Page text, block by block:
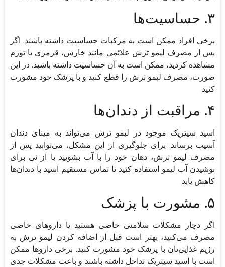
۳. حساسیت‌ها
برخی افراد ممکن است به مرکبات حساسیت داشته باشند. اگر
پس از مصرف لیمو ترش علائمی مانند خارش، قرمزی یا تورم
مشاهده کردید، ممکن است به آن حساسیت داشته باشید. در این
صورت، مصرف لیمو ترش را قطع کنید و با پزشک خود مشورت
کنید.
۴. مراقبت از دندان‌ها
اسید سیتریک موجود در لیمو ترش می‌تواند به مینای دندان
آسیب برساند. برای جلوگیری از این مشکل، می‌توانید پس از
مصرف لیمو ترش، دهان خود را با آب بشویید یا از نی برای
نوشیدن آب لیمو استفاده کنید تا تماس مستقیم اسید با دندان‌ها
کاهش یابد.
۵. مشورت با پزشک
اگر دچار مشکلات سلامتی خاصی هستید یا داروهای خاصی
مصرف می‌کنید، بهتر است قبل از اضافه کردن لیمو ترش به
رژیم غذایی‌تان با پزشک خود مشورت کنید. برخی داروها ممکن
است با اسید سیتریک تداخل داشته باشند و باعث مشکلات جدی